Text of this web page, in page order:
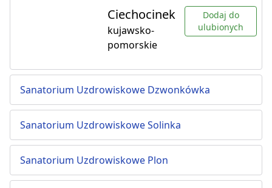
Ciechocinek
kujawsko-
pomorskie
Dodaj do
ulubionych
Sanatorium Uzdrowiskowe Dzwonkówka
Sanatorium Uzdrowiskowe Solinka
Sanatorium Uzdrowiskowe Plon